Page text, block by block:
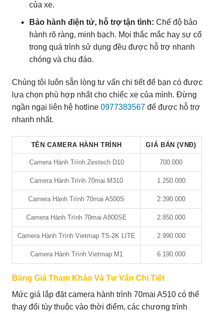
của xe.
Bảo hành điện tử, hỗ trợ tận tình: Chế độ bảo
hành rõ ràng, minh bạch. Mọi thắc mắc hay sự cố
trong quá trình sử dụng đều được hỗ trợ nhanh
chóng và chu đáo.
Chúng tôi luôn sẵn lòng tư vấn chi tiết để bạn có được
lựa chọn phù hợp nhất cho chiếc xe của mình. Đừng
ngần ngại liên hệ hotline 0977383567 để được hỗ trợ
nhanh nhất.
TÊN CAMERA HÀNH TRÌNH GIÁ BÁN (VNĐ)
Camera Hành Trình Zestech D10 700.000
Camera Hành Trình 70mai M310 1.250.000
Camera Hành Trình 70mai A500S 2.390.000
Camera Hành Trình 70mai A800SE 2.850.000
Camera Hành Trình Vietmap TS-2K LITE 2.990.000
Camera Hành Trình Vietmap M1 6.190.000
Bảng Giá Tham Khảo Và Tư Vấn Chi Tiết
Mức giá lắp đặt camera hành trình 70mai A510 có thể
thay đổi tùy thuộc vào thời điểm, các chương trình